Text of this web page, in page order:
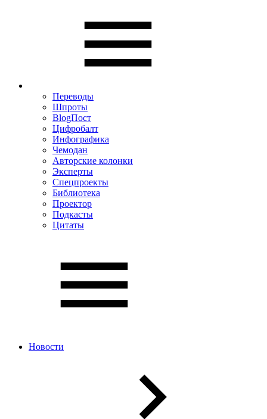
Переводы
Шпроты
BlogПост
Цифробалт
Инфографика
Чемодан
Авторские колонки
Эксперты
Спецпроекты
Библиотека
Проектор
Подкасты
Цитаты
Новости